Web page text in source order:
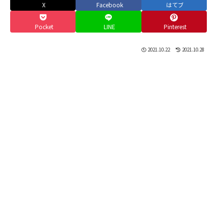
X Facebook はてブ
Pocket LINE Pinterest
2021.10.22 2021.10.28